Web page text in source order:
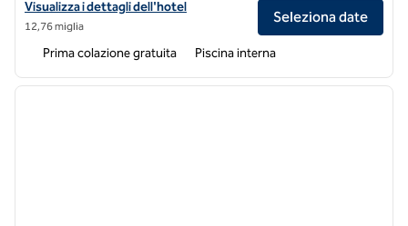
Visualizza i dettagli dell'hotel Homewood Suites by Hilton® Denver
Visualizza i dettagli dell'hotel
12,76 miglia
Seleziona date
Prima colazione gratuita Piscina interna
1 di 12